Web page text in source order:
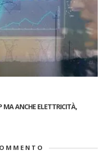
MA ANCHE ELETTRICITÀ,